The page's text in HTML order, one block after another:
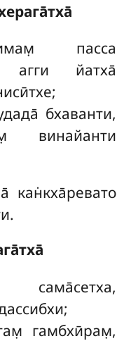
пасса
агги йатха̄
бхаванти,
винайанти
кан̇кха̄ревато
сама̄сетха,
гамбхӣрам̣,